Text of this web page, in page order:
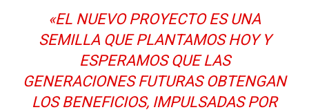
«EL NUEVO PROYECTO ES UNA
SEMILLA QUE PLANTAMOS HOY Y
ESPERAMOS QUE LAS
GENERACIONES FUTURAS OBTENGAN
LOS BENEFICIOS, IMPULSADAS POR